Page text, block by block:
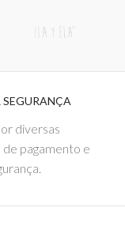
diversas
pagamento e